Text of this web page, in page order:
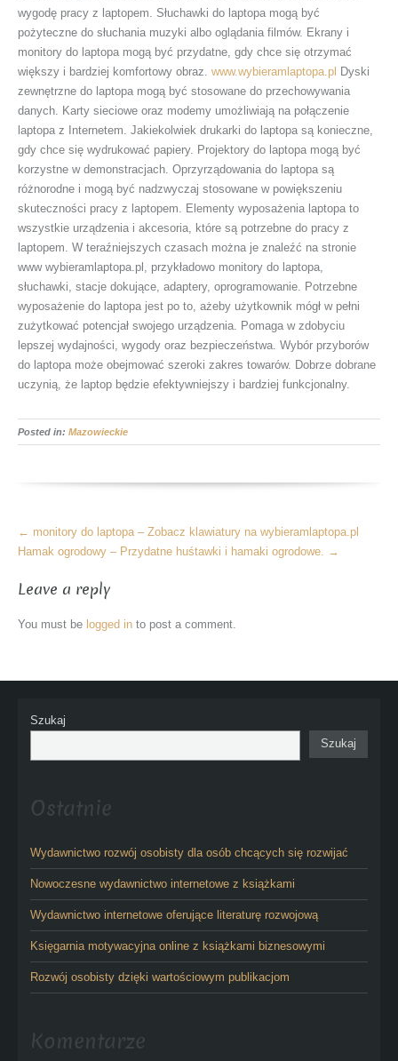
wygodę pracy z laptopem. Słuchawki do laptopa mogą być
pożyteczne do słuchania muzyki albo oglądania filmów. Ekrany i
monitory do laptopa mogą być przydatne, gdy chce się otrzymać
większy i bardziej komfortowy obraz. www.wybieramlaptopa.pl Dyski
zewnętrzne do laptopa mogą być stosowane do przechowywania
danych. Karty sieciowe oraz modemy umożliwiają na połączenie
laptopa z Internetem. Jakiekolwiek drukarki do laptopa są konieczne,
gdy chce się wydrukować papiery. Projektory do laptopa mogą być
korzystne w demonstracjach. Oprzyrządowania do laptopa są
różnorodne i mogą być nadzwyczaj stosowane w powiększeniu
skuteczności pracy z laptopem. Elementy wyposażenia laptopa to
wszystkie urządzenia i akcesoria, które są potrzebne do pracy z
laptopem. W teraźniejszych czasach można je znaleźć na stronie
www wybieramlaptopa.pl, przykładowo monitory do laptopa,
słuchawki, stacje dokujące, adaptery, oprogramowanie. Potrzebne
wyposażenie do laptopa jest po to, ażeby użytkownik mógł w pełni
zużytkować potencjał swojego urządzenia. Pomaga w zdobyciu
lepszej wydajności, wygody oraz bezpieczeństwa. Wybór przyborów
do laptopa może obejmować szeroki zakres towarów. Dobrze dobrane
uczynią, że laptop będzie efektywniejszy i bardziej funkcjonalny.
Posted in: Mazowieckie
More
Articles
← monitory do laptopa – Zobacz klawiatury na wybieramlaptopa.pl
Hamak ogrodowy – Przydatne huśtawki i hamaki ogrodowe.
→
Leave a reply
You must be logged in to post a comment.
Szukaj
Szukaj
Ostatnie
Wydawnictwo rozwój osobisty dla osób chcących się rozwijać
Nowoczesne wydawnictwo internetowe z książkami
Wydawnictwo internetowe oferujące literaturę rozwojową
Księgarnia motywacyjna online z książkami biznesowymi
Rozwój osobisty dzięki wartościowym publikacjom
Komentarze